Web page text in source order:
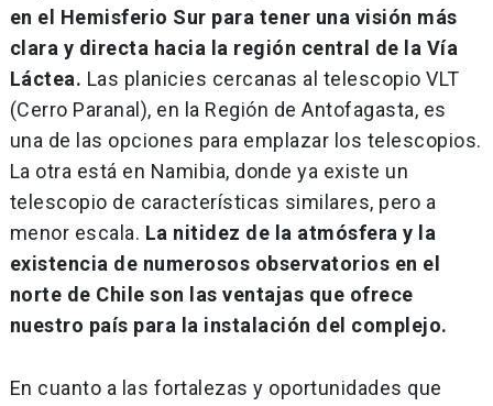
en el Hemisferio Sur para tener una visión más
clara y directa hacia la región central de la Vía
Láctea. Las planicies cercanas al telescopio VLT
(Cerro Paranal), en la Región de Antofagasta, es
una de las opciones para emplazar los telescopios.
La otra está en Namibia, donde ya existe un
telescopio de características similares, pero a
menor escala. La nitidez de la atmósfera y la
existencia de numerosos observatorios en el
norte de Chile son las ventajas que ofrece
nuestro país para la instalación del complejo.
En cuanto a las fortalezas y oportunidades que